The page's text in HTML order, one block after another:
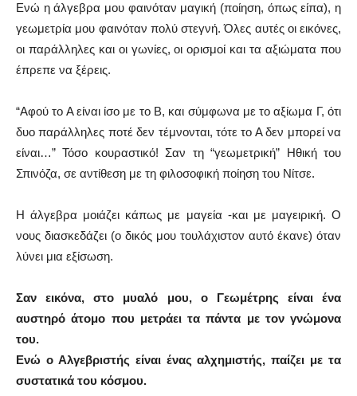
Ενώ η άλγεβρα μου φαινόταν μαγική (ποίηση, όπως είπα), η
γεωμετρία μου φαινόταν πολύ στεγνή. Όλες αυτές οι εικόνες,
οι παράλληλες και οι γωνίες, οι ορισμοί και τα αξιώματα που
έπρεπε να ξέρεις.
“Αφού το Α είναι ίσο με το Β, και σύμφωνα με το αξίωμα Γ, ότι
δυο παράλληλες ποτέ δεν τέμνονται, τότε το Α δεν μπορεί να
είναι…” Τόσο κουραστικό! Σαν τη “γεωμετρική” Ηθική του
Σπινόζα, σε αντίθεση με τη φιλοσοφική ποίηση του Νίτσε.
Η άλγεβρα μοιάζει κάπως με μαγεία -και με μαγειρική. Ο
νους διασκεδάζει (ο δικός μου τουλάχιστον αυτό έκανε) όταν
λύνει μια εξίσωση.
Σαν εικόνα, στο μυαλό μου, ο Γεωμέτρης είναι ένα
αυστηρό άτομο που μετράει τα πάντα με τον γνώμονα
του.
Ενώ ο Αλγεβριστής είναι ένας αλχημιστής, παίζει με τα
συστατικά του κόσμου.